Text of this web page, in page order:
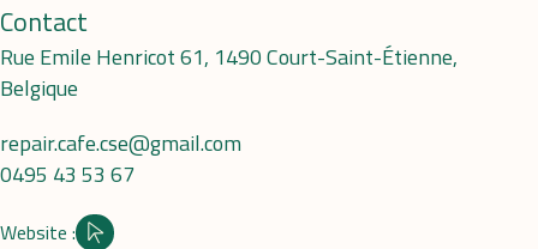
Contact
Rue Emile Henricot 61, 1490 Court-Saint-Étienne,
Belgique
repair.cafe.cse@gmail.com
0495 43 53 67
Website :